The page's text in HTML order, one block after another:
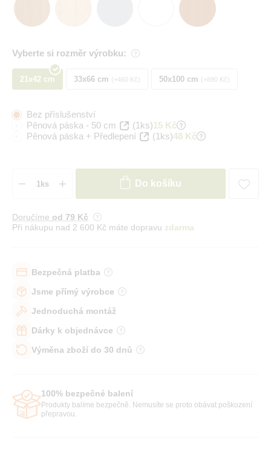
Vyberte si rozměr výrobku:
21x42 cm 33x66 cm +460 Kč 50x100 cm +890 Kč
Bez příslušenství
Pěnová páska - 50 cm
(1ks)15 Kč
Pěnová páska + Předlepení
(1ks)48 Kč
Do košíku
Doručíme od 79 Kč
Při nákupu nad 2 600 Kč máte dopravu zdarma
Bezpečná platba
Jsme přímý výrobce
Jednoduchá montáž
Dárky k objednávce
Výměna zboží do 30 dnů
100% bezpečné balení
Produkty balíme bezpečně. Nemusíte se proto obávat poškození
přepravou.